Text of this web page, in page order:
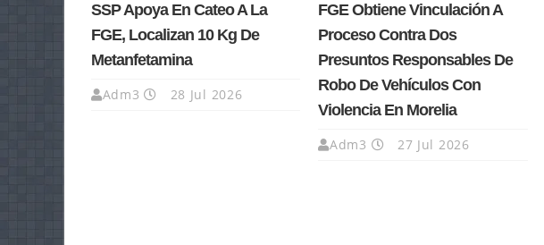
SSP Apoya En Cateo A La
FGE, Localizan 10 Kg De
Metanfetamina
Adm3 28 Jul 2026
FGE Obtiene Vinculación A
Proceso Contra Dos
Presuntos Responsables De
Robo De Vehículos Con
Violencia En Morelia
Adm3 27 Jul 2026